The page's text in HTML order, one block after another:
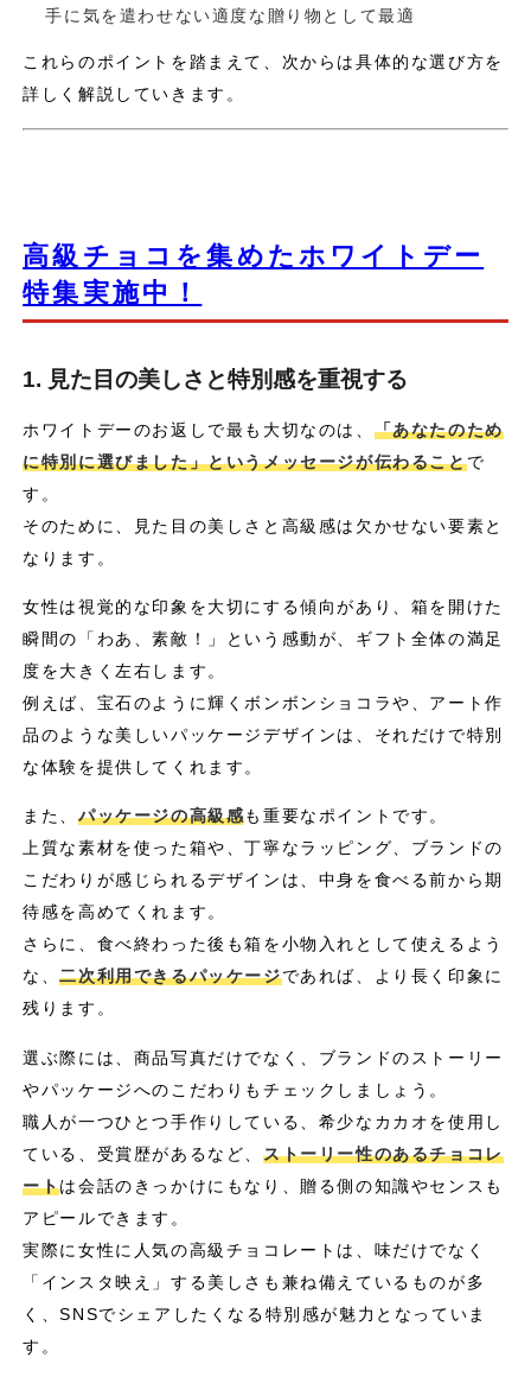
手に気を遣わせない適度な贈り物として最適
これらのポイントを踏まえて、次からは具体的な選び方を
詳しく解説していきます。
高級チョコを集めたホワイトデー
特集実施中！
1. 見た目の美しさと特別感を重視する
ホワイトデーのお返しで最も大切なのは、 「あなたのため
に特別に選びました」というメッセージが伝わることで
す。
そのために、見た目の美しさと高級感は欠かせない要素と
なります。
女性は視覚的な印象を大切にする傾向があり、箱を開けた
瞬間の「わあ、素敵！」という感動が、ギフト全体の満足
度を大きく左右します。
例えば、宝石のように輝くボンボンショコラや、アート作
品のような美しいパッケージデザインは、それだけで特別
な体験を提供してくれます。
また、 パッケージの高級感も重要なポイントです。
上質な素材を使った箱や、丁寧なラッピング、ブランドの
こだわりが感じられるデザインは、中身を食べる前から期
待感を高めてくれます。
さらに、食べ終わった後も箱を小物入れとして使えるよう
な、二次利用できるパッケージであれば、より長く印象に
残ります。
選ぶ際には、商品写真だけでなく、ブランドのストーリー
やパッケージへのこだわりもチェックしましょう。
職人が一つひとつ手作りしている、希少なカカオを使用し
ている、受賞歴があるなど、 ストーリー性のあるチョコレ
ートは会話のきっかけにもなり、贈る側の知識やセンスも
アピールできます。
実際に女性に人気の高級チョコレートは、味だけでなく
「インスタ映え」する美しさも兼ね備えているものが多
く、SNSでシェアしたくなる特別感が魅力となっていま
す。